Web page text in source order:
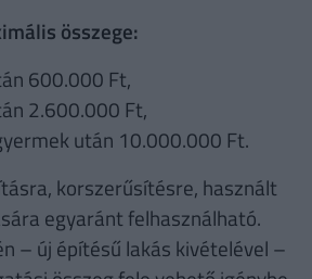
összege:
600.000 Ft,
2.600.000 Ft,
után 10.000.000 Ft.
korszerűsítésre, használt
egyaránt felhasználható.
– új építésű lakás kivételével –